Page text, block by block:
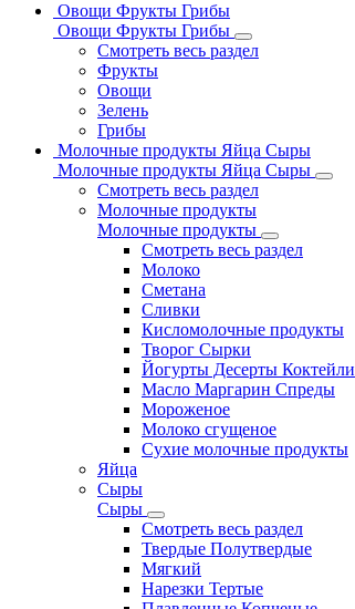
Овощи Фрукты Грибы
Овощи Фрукты Грибы
Смотреть весь раздел
Фрукты
Овощи
Зелень
Грибы
Молочные продукты Яйца Сыры
Молочные продукты Яйца Сыры
Смотреть весь раздел
Молочные продукты
Молочные продукты
Смотреть весь раздел
Молоко
Сметана
Сливки
Кисломолочные продукты
Творог Сырки
Йогурты Десерты Коктейли
Масло Маргарин Спреды
Мороженое
Молоко сгущеное
Сухие молочные продукты
Яйца
Сыры
Сыры
Смотреть весь раздел
Твердые Полутвердые
Мягкий
Нарезки Тертые